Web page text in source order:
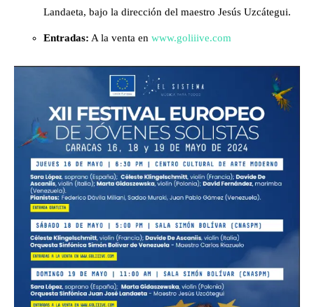
Landaeta, bajo la dirección del maestro Jesús Uzcátegui.
Entradas: A la venta en www.goliiive.com